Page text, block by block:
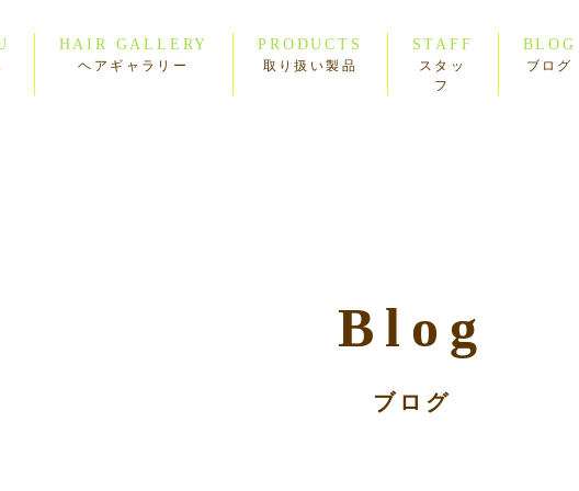
HAIR GALLERY
ヘアギャラリー
PRODUCTS
取り扱い製品
STAFF
スタッ
フ
BLOG
ブログ
Blog
ブログ